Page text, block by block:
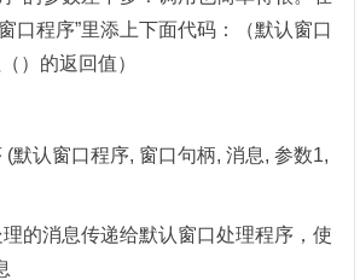
口程序”里添上下面代码：（默认窗口
）的返回值）
(默认窗口程序, 窗口句柄,消息,参数1,
的消息传递给默认窗口处理程序，使